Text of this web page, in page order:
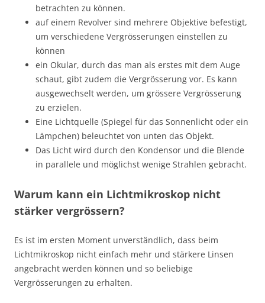
betrachten zu können.
auf einem Revolver sind mehrere Objektive befestigt,
um verschiedene Vergrösserungen einstellen zu
können
ein Okular, durch das man als erstes mit dem Auge
schaut, gibt zudem die Vergrösserung vor. Es kann
ausgewechselt werden, um grössere Vergrösserung
zu erzielen.
Eine Lichtquelle (Spiegel für das Sonnenlicht oder ein
Lämpchen) beleuchtet von unten das Objekt.
Das Licht wird durch den Kondensor und die Blende
in parallele und möglichst wenige Strahlen gebracht.
Warum kann ein Lichtmikroskop nicht
stärker vergrössern?
Es ist im ersten Moment unverständlich, dass beim
Lichtmikroskop nicht einfach mehr und stärkere Linsen
angebracht werden können und so beliebige
Vergrösserungen zu erhalten.